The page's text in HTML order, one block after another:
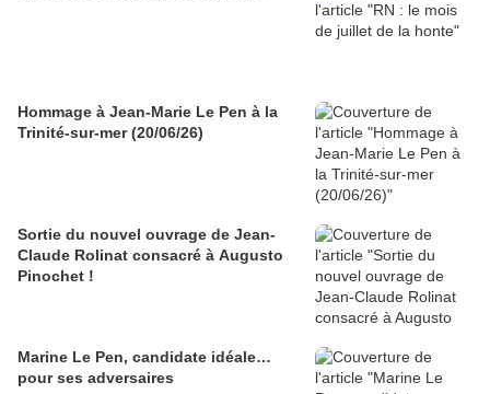
Hommage à Jean-Marie Le Pen à la
Trinité-sur-mer (20/06/26)
Sortie du nouvel ouvrage de Jean-
Claude Rolinat consacré à Augusto
Pinochet !
Marine Le Pen, candidate idéale…
pour ses adversaires